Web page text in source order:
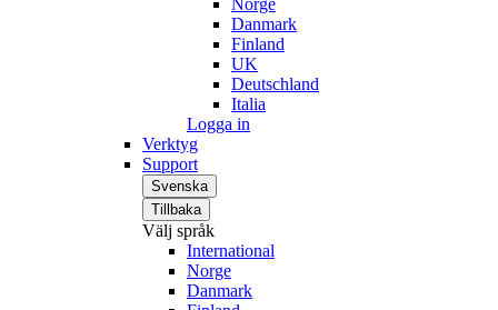
Norge
Danmark
Finland
UK
Deutschland
Italia
Logga in
Verktyg
Support
Svenska
Tillbaka
Välj språk
International
Norge
Danmark